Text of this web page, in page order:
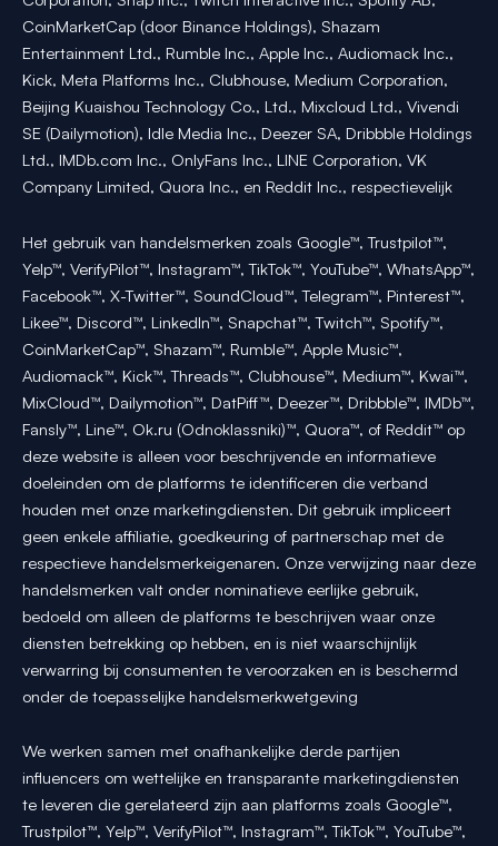
CoinMarketCap (door Binance Holdings), Shazam
Entertainment Ltd., Rumble Inc., Apple Inc., Audiomack Inc.,
Kick, Meta Platforms Inc., Clubhouse, Medium Corporation,
Beijing Kuaishou Technology Co., Ltd., Mixcloud Ltd., Vivendi
SE (Dailymotion), Idle Media Inc., Deezer SA, Dribbble Holdings
Ltd., IMDb.com Inc., OnlyFans Inc., LINE Corporation, VK
Company Limited, Quora Inc., en Reddit Inc., respectievelijk
Het gebruik van handelsmerken zoals Google™, Trustpilot™,
Yelp™, VerifyPilot™, Instagram™, TikTok™, YouTube™, WhatsApp™,
Facebook™, X-Twitter™, SoundCloud™, Telegram™, Pinterest™,
Likee™, Discord™, LinkedIn™, Snapchat™, Twitch™, Spotify™,
CoinMarketCap™, Shazam™, Rumble™, Apple Music™,
Audiomack™, Kick™, Threads™, Clubhouse™, Medium™, Kwai™,
MixCloud™, Dailymotion™, DatPiff™, Deezer™, Dribbble™, IMDb™,
Fansly™, Line™, Ok.ru (Odnoklassniki)™, Quora™, of Reddit™ op
deze website is alleen voor beschrijvende en informatieve
doeleinden om de platforms te identificeren die verband
houden met onze marketingdiensten. Dit gebruik impliceert
geen enkele affiliatie, goedkeuring of partnerschap met de
respectieve handelsmerkeigenaren. Onze verwijzing naar deze
handelsmerken valt onder nominatieve eerlijke gebruik,
bedoeld om alleen de platforms te beschrijven waar onze
diensten betrekking op hebben, en is niet waarschijnlijk
verwarring bij consumenten te veroorzaken en is beschermd
onder de toepasselijke handelsmerkwetgeving
We werken samen met onafhankelijke derde partijen
influencers om wettelijke en transparante marketingdiensten
te leveren die gerelateerd zijn aan platforms zoals Google™,
Trustpilot™, Yelp™, VerifyPilot™, Instagram™, TikTok™, YouTube™,